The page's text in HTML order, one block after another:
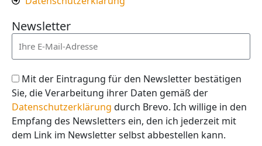
Newsletter
Mit der Eintragung für den Newsletter bestätigen
Sie, die Verarbeitung ihrer Daten gemäß der
Datenschutzerklärung durch Brevo. Ich willige in den
Empfang des Newsletters ein, den ich jederzeit mit
dem Link im Newsletter selbst abbestellen kann.